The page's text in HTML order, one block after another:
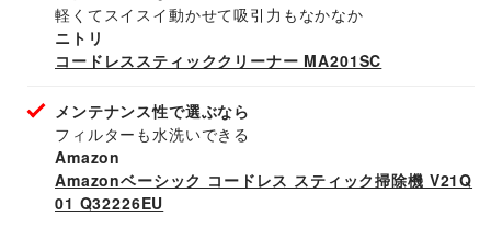
軽くてスイスイ動かせて吸引力もなかなか
ニトリ
コードレススティッククリーナー MA201SC
メンテナンス性で選ぶなら
フィルターも水洗いできる
Amazon
Amazonベーシック コードレス スティック掃除機 V21Q
01 Q32226EU